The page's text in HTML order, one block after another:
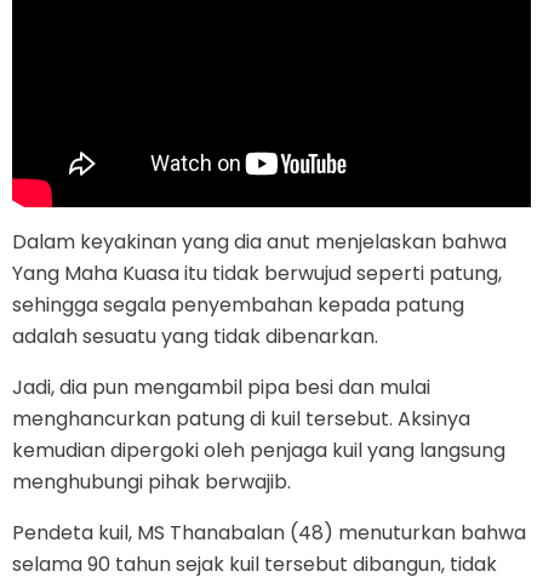
Dalam keyakinan yang dia anut menjelaskan bahwa
Yang Maha Kuasa itu tidak berwujud seperti patung,
sehingga segala penyembahan kepada patung
adalah sesuatu yang tidak dibenarkan.
Jadi, dia pun mengambil pipa besi dan mulai
menghancurkan patung di kuil tersebut. Aksinya
kemudian dipergoki oleh penjaga kuil yang langsung
menghubungi pihak berwajib.
Pendeta kuil, MS Thanabalan (48) menuturkan bahwa
selama 90 tahun sejak kuil tersebut dibangun, tidak